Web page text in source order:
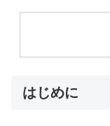
はじめに